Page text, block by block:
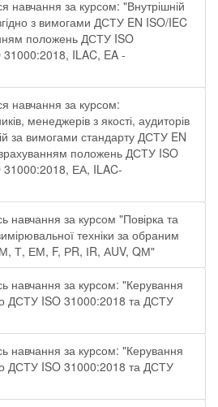
навчання за курсом: "Внутрішній
з вимогами ДСТУ EN ISO/IEC
положень ДСТУ ISO
ILAC, EA -
навчання за курсом:
менеджерів з якості, аудиторів
за вимогами стандарту ДСТУ EN
положень ДСТУ ISO
ЕА, ILAC-
навчання за курсом "Повірка та
техніки за обраним
Т, ЕМ, F, РR, ІR, АUV, QМ"
навчання за курсом: "Керування
ДСТУ ISO 31000:2018 та ДСТУ
навчання за курсом: "Керування
ДСТУ ISO 31000:2018 та ДСТУ